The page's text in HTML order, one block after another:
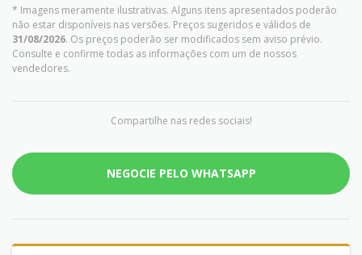
* Imagens meramente ilustrativas. Alguns itens apresentados poderão
não estar disponíveis nas versões. Preços sugeridos e válidos de
31/08/2026. Os preços poderão ser modificados sem aviso prévio.
Consulte e confirme todas as informações com um de nossos
vendedores.
Compartilhe nas redes sociais!
NEGOCIE PELO WHATSAPP